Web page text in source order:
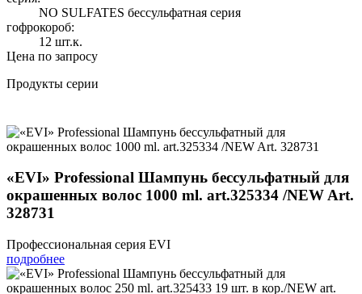
NO SULFATES бессульфатная серия
гофрокороб:
12 шт.к.
Цена по запросу
Продукты серии
«EVI» Professional Шампунь бессульфатный для
окрашенных волос 1000 ml. art.325334 /NEW Art.
328731
Профессиональная серия EVI
подробнее